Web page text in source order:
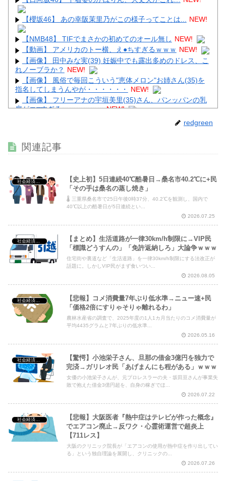
【櫻坂46】 あの幸阪茉里乃がこの様子ってことは... NEW!
【NMB48】 TIFでまさかの初めてのオール無し NEW!
【動画】 アメリカのトー横、え●ちすぎるｗｗｗ NEW!
【画像】 田中みな実(39) 妊娠中でも露出多めのドレス、こ
れノーブラか？ NEW!
【画像】 風俗で毎回こういう"恵体メロン"お姉さん(35)を
指名してしまうんやが・・・・・・
NEW!
【画像】 フリーアナの宇垣美里(35)さん、パンッパンの乳
房がエ□すぎるｗｗｗｗｗｗ NEW!
Powered by livedoor 相互RSS
redgreen
関連記事
社会経済・政治
【史上初】5日連続40℃酷暑日→桑名市40.2℃に+民
「その手は桑名の蒸し焼き」
🌡️ 三重県桑名市で25日午後0時37分、40.2℃を観測し、国内で
40℃以上の酷暑日が5日連続とい...
2026.07.25
【まとめ】生活道路が一律30km/h制限に→VIP民
「標識どうすんの」「免許返納しろ」大論争ｗｗｗ
住宅街や裏道など「生活道路」を一律30km/h制限にする法改正が
話題に。しかしVIP民がまず食いつい...
2026.08.05
【悲報】コメ消費量7年ぶり低水準→ニュー速+民
「価格2倍にすりゃそりゃ離れるわ」
農林水産省の調査で、2025年度の1人1カ月当たりのコメ消費量が
平均4435グラムと7年ぶりの低水準...
2026.05.16
【驚愕】小池栄子さん、旦那の借金3億円を独力で
完済→ガリレオ民「あげまんにも程がある」ｗｗｗ
女優の小池栄子さんが、元プロレスラーの夫・坂田亘さんが事業失
敗で抱えた借金3億円超を、自身の稼ぎでほ...
2026.07.22
【悲報】大阪医者『熱中症はテレビが作った概念』
でエアコン廃止→反ワク・心霊術運営で超炎上
【711レス】
大阪のクリニック院長が「エアコンの使用が熱中症を作り出してい
る」という独自理論を展開し、クリニックの...
2026.07.26